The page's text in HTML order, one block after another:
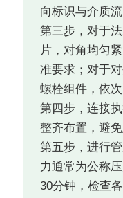
向标识与介质流
第三步，对于
片，对角均匀
准要求；对于
螺栓组件，依
第四步，连接
整齐布置，避免
第五步，进行
力通常为公称
30分钟，检查